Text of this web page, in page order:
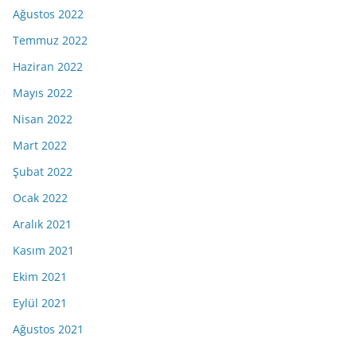
Ağustos 2022
Temmuz 2022
Haziran 2022
Mayıs 2022
Nisan 2022
Mart 2022
Şubat 2022
Ocak 2022
Aralık 2021
Kasım 2021
Ekim 2021
Eylül 2021
Ağustos 2021